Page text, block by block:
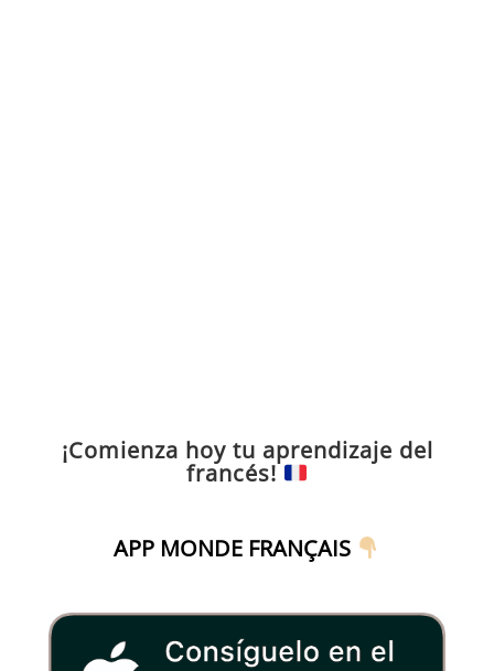
¡Comienza hoy tu aprendizaje del
francés!
APP MONDE FRANÇAIS